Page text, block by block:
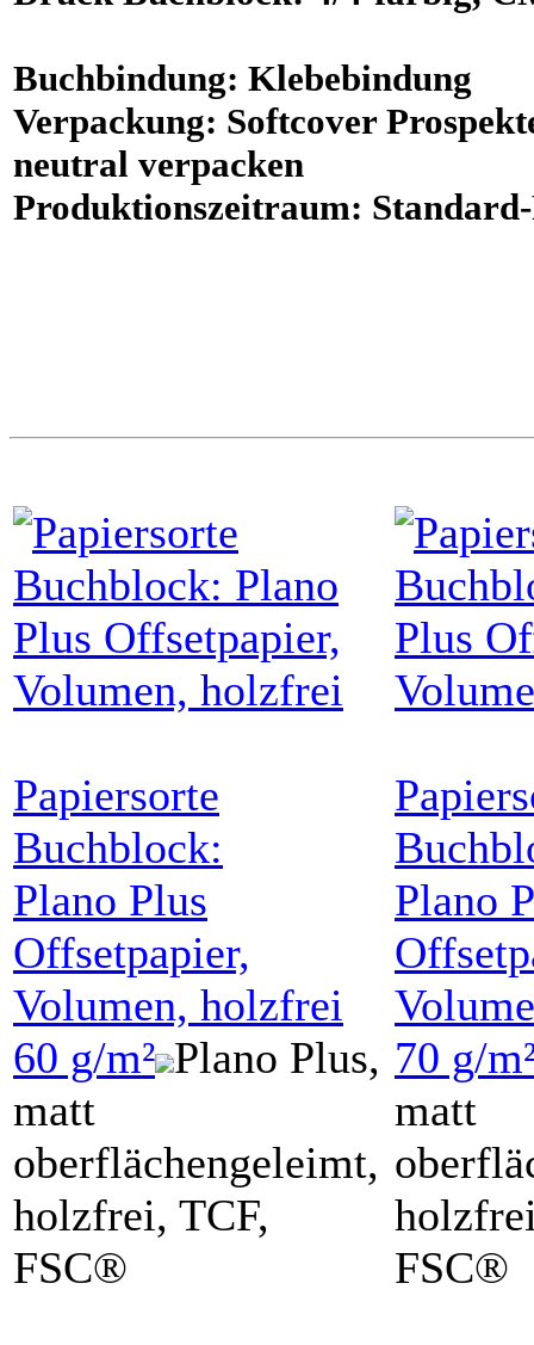
Buchbindung: Klebebindung
Verpackung: Softcover
neutral verpacken
Produktionszeitraum:
Papiersorte
Buchblock:
Plano Plus
Offsetpapier,
Volumen, holzfrei
60 g/m² Plano Plus,
matt
oberflächengeleimt,
holzfrei, TCF,
FSC®
Plano
70 g/
matt
FSC®